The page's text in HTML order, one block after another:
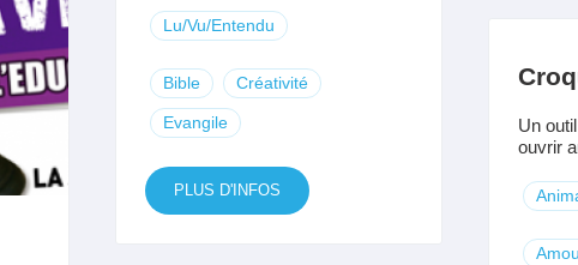
Lu/Vu/Entendu
Bible Créativité
Evangile
PLUS D'INFOS
Un
ouvrir